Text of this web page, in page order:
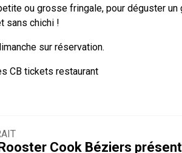
ou grosse fringale, pour déguster
sans chichi !
sur réservation.
CB tickets restaurant
Cook Béziers